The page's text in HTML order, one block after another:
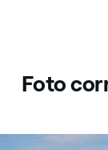
Foto
Spagna: Parco